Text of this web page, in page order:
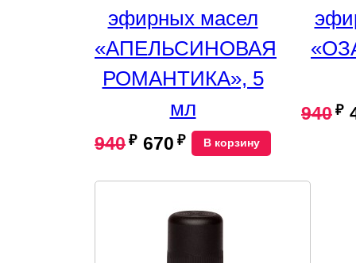
эфирных масел
«АПЕЛЬСИНОВАЯ
РОМАНТИКА», 5
мл
940 ₽ 670 ₽ В корзину
940 ₽